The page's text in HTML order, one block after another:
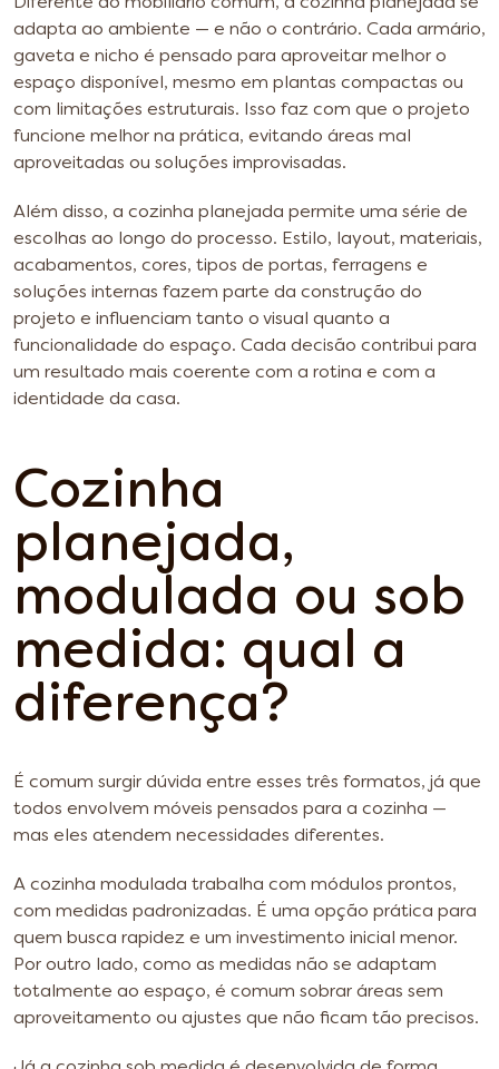
Diferente do mobiliário comum, a cozinha planejada se
adapta ao ambiente — e não o contrário. Cada armário,
gaveta e nicho é pensado para aproveitar melhor o
espaço disponível, mesmo em plantas compactas ou
com limitações estruturais. Isso faz com que o projeto
funcione melhor na prática, evitando áreas mal
aproveitadas ou soluções improvisadas.
Além disso, a cozinha planejada permite uma série de
escolhas ao longo do processo. Estilo, layout, materiais,
acabamentos, cores, tipos de portas, ferragens e
soluções internas fazem parte da construção do
projeto e influenciam tanto o visual quanto a
funcionalidade do espaço. Cada decisão contribui para
um resultado mais coerente com a rotina e com a
identidade da casa.
Cozinha
planejada,
modulada ou sob
medida: qual a
diferença?
É comum surgir dúvida entre esses três formatos, já que
todos envolvem móveis pensados para a cozinha —
mas eles atendem necessidades diferentes.
A cozinha modulada trabalha com módulos prontos,
com medidas padronizadas. É uma opção prática para
quem busca rapidez e um investimento inicial menor.
Por outro lado, como as medidas não se adaptam
totalmente ao espaço, é comum sobrar áreas sem
aproveitamento ou ajustes que não ficam tão precisos.